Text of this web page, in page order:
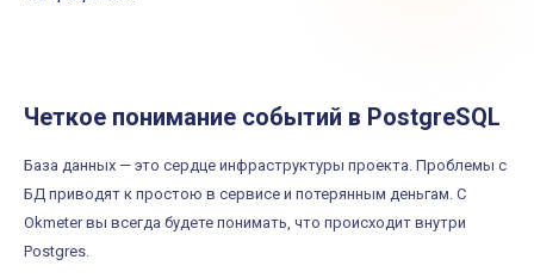
Четкое понимание событий в PostgreSQL
База данных — это сердце инфраструктуры проекта. Проблемы с
БД приводят к простою в сервисе и потерянным деньгам. С
Okmeter вы всегда будете понимать, что происходит внутри
Postgres.